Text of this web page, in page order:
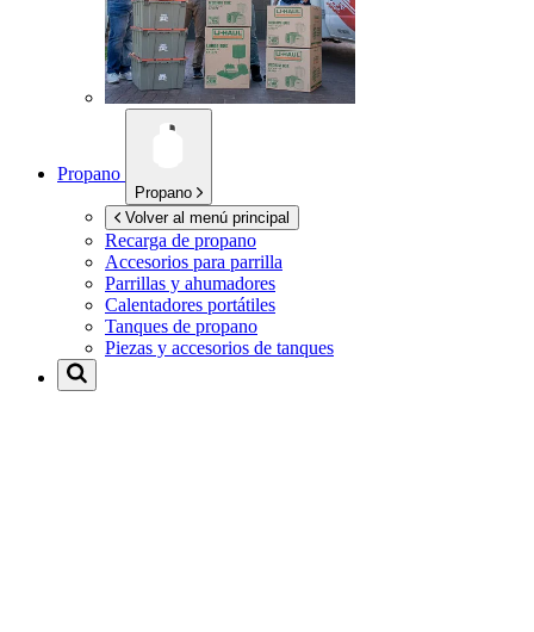
Propano
Propano
Volver al menú principal
Recarga de propano
Accesorios para parrilla
Parrillas y ahumadores
Calentadores portátiles
Tanques de propano
Piezas y accesorios de tanques